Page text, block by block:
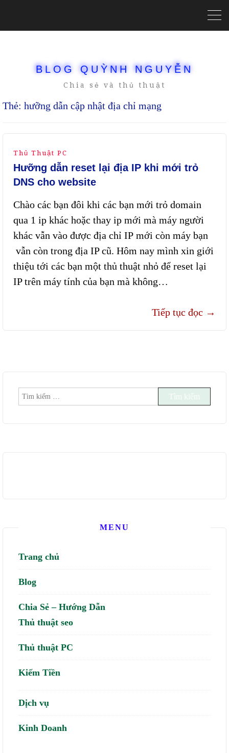
BLOG QUỲNH NGUYỄN
Chia sẻ và thủ thuật
Thẻ: hưỡng dẫn cập nhật địa chỉ mạng
Thủ Thuật PC
Hưỡng dẫn reset lại địa IP khi mới trỏ
DNS cho website
Chào các bạn đôi khi các bạn mới trỏ domain
qua 1 ip khác hoặc thay ip mới mà máy người
khác vẫn vào được địa chỉ IP mới còn máy bạn
vẫn còn trong địa IP cũ. Hôm nay mình xin giới
thiệu tới các bạn một thủ thuật nhỏ để reset lại
IP trên máy tính của bạn mà không…
Tiếp tục đọc →
Tìm
MENU
Trang chủ
Blog
Chia Sẻ – Hướng Dẫn
Thủ thuật seo
Thủ thuật PC
Kiếm Tiền
Dịch vụ
Kinh Doanh